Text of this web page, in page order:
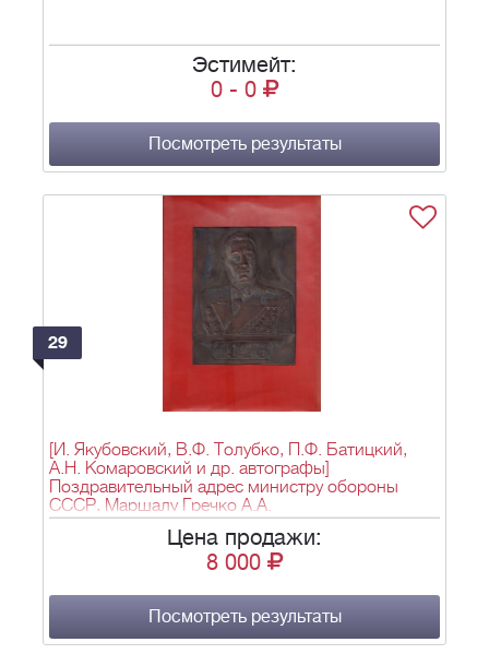
Эстимейт:
0 - 0
Посмотреть результаты
29
[И. Якубовский, В.Ф. Толубко, П.Ф. Батицкий,
А.Н. Комаровский и др. автографы]
Поздравительный адрес министру обороны
СССР, Маршалу Гречко А.А.
Цена продажи:
8 000
Посмотреть результаты